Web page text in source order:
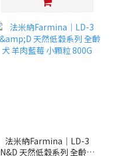
法米納Farmina｜LD-3
N&D 天然低穀系列 全齡犬